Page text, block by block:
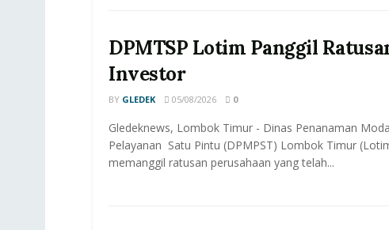
DPMTSP Lotim Panggil
Investor
BY GLEDEK 05/08/2026 0
Gledeknews, Lombok Timur - Dinas Penanaman
Pelayanan Satu Pintu (DPMPST) Lombok Timur
memanggil ratusan perusahaan yang telah...